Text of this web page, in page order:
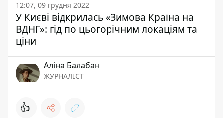
12:07, 09 грудня 2022
У Києві відкрилась «Зимова Країна на
ВДНГ»: гід по цьогорічним локаціям та
ціни
Аліна Балабан
ЖУРНАЛІСТ
👍